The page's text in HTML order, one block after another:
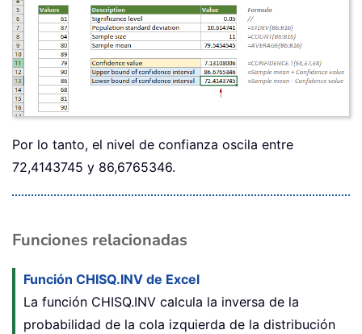
Por lo tanto, el nivel de confianza oscila entre
72,4143745 y 86,6765346.
Funciones relacionadas
Función CHISQ.INV de Excel
La función CHISQ.INV calcula la inversa de la
probabilidad de la cola izquierda de la distribución